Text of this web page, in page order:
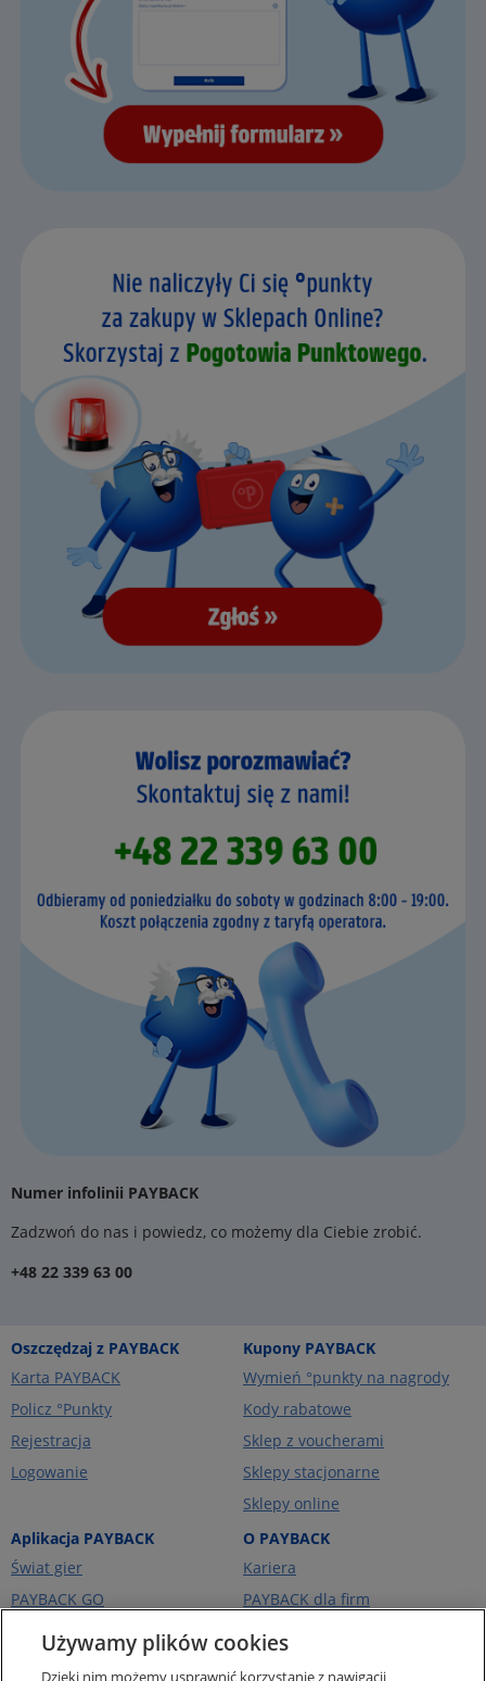
Numer infolinii PAYBACK
Zadzwoń do nas i powiedz, co możemy dla Ciebie zrobić.
+48 22 339 63 00
Oszczędzaj z PAYBACK
Karta PAYBACK
Policz °Punkty
Rejestracja
Logowanie
Kupony PAYBACK
Wymień °punkty na nagrody
Kody rabatowe
Sklep z voucherami
Sklepy stacjonarne
Sklepy online
Aplikacja PAYBACK
Świat gier
PAYBACK GO
Portfel kart
Ceny paliw
O PAYBACK
Kariera
PAYBACK dla firm
PAYBACK Ekstra
Używamy plików cookies
Dzięki nim możemy usprawnić korzystanie z nawigacji